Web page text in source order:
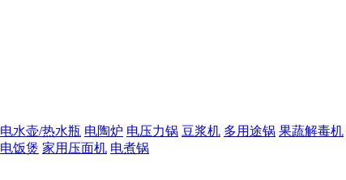
电水壶/热水瓶 电陶炉 电压力锅 豆浆机 多用途锅 果蔬解毒机
电饭煲 家用压面机 电煮锅